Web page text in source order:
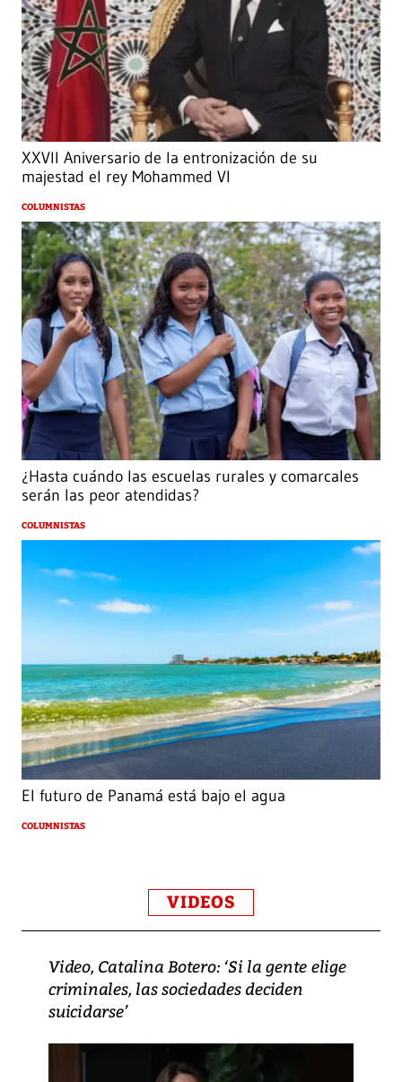
XXVII Aniversario de la entronización de su
majestad el rey Mohammed VI
COLUMNISTAS
¿Hasta cuándo las escuelas rurales y comarcales
serán las peor atendidas?
COLUMNISTAS
El futuro de Panamá está bajo el agua
COLUMNISTAS
VIDEOS
Video, Catalina Botero: ‘Si la gente elige
criminales, las sociedades deciden
suicidarse’